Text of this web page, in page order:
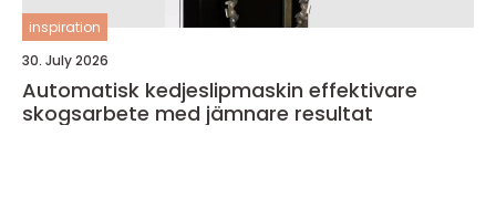
inspiration
30. July 2026
Automatisk kedjeslipmaskin effektivare
skogsarbete med jämnare resultat